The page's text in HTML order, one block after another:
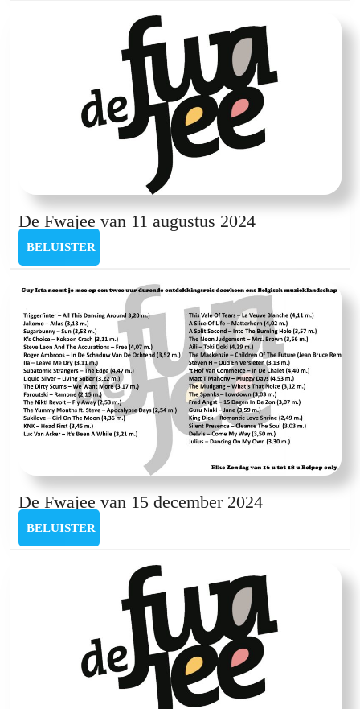
september
2024
De Fwajee van 11 augustus 2024De
augustus
2024
BELUISTER
De Fwajee van 15 december 2024De
december
2024
BELUISTER